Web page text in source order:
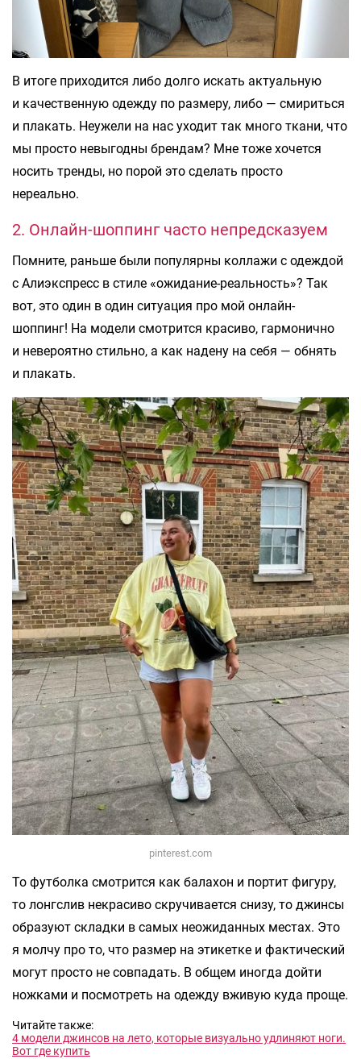
В итоге приходится либо долго искать актуальную
и качественную одежду по размеру, либо — смириться
и плакать. Неужели на нас уходит так много ткани, что
мы просто невыгодны брендам? Мне тоже хочется
носить тренды, но порой это сделать просто
нереально.
2. Онлайн-шоппинг часто непредсказуем
Помните, раньше были популярны коллажи с одеждой
с Алиэкспресс в стиле «ожидание-реальность»? Так
вот, это один в один ситуация про мой онлайн-
шоппинг! На модели смотрится красиво, гармонично
и невероятно стильно, а как надену на себя — обнять
и плакать.
pinterest.com
То футболка смотрится как балахон и портит фигуру,
то лонгслив некрасиво скручивается снизу, то джинсы
образуют складки в самых неожиданных местах. Это
я молчу про то, что размер на этикетке и фактический
могут просто не совпадать. В общем иногда дойти
ножками и посмотреть на одежду вживую куда проще.
Читайте также:
4 модели джинсов на лето, которые визуально удлиняют ноги.
Вот где купить